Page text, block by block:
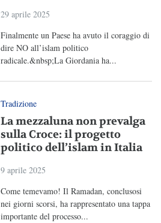
29 aprile 2025
Finalmente un Paese ha avuto il coraggio di
dire NO all’islam politico
radicale.&nbsp;La Giordania ha...
Tradizione
La mezzaluna non prevalga
sulla Croce: il progetto
politico dell’islam in Italia
9 aprile 2025
Come temevamo! Il Ramadan, conclusosi
nei giorni scorsi, ha rappresentato una tappa
importante del processo...